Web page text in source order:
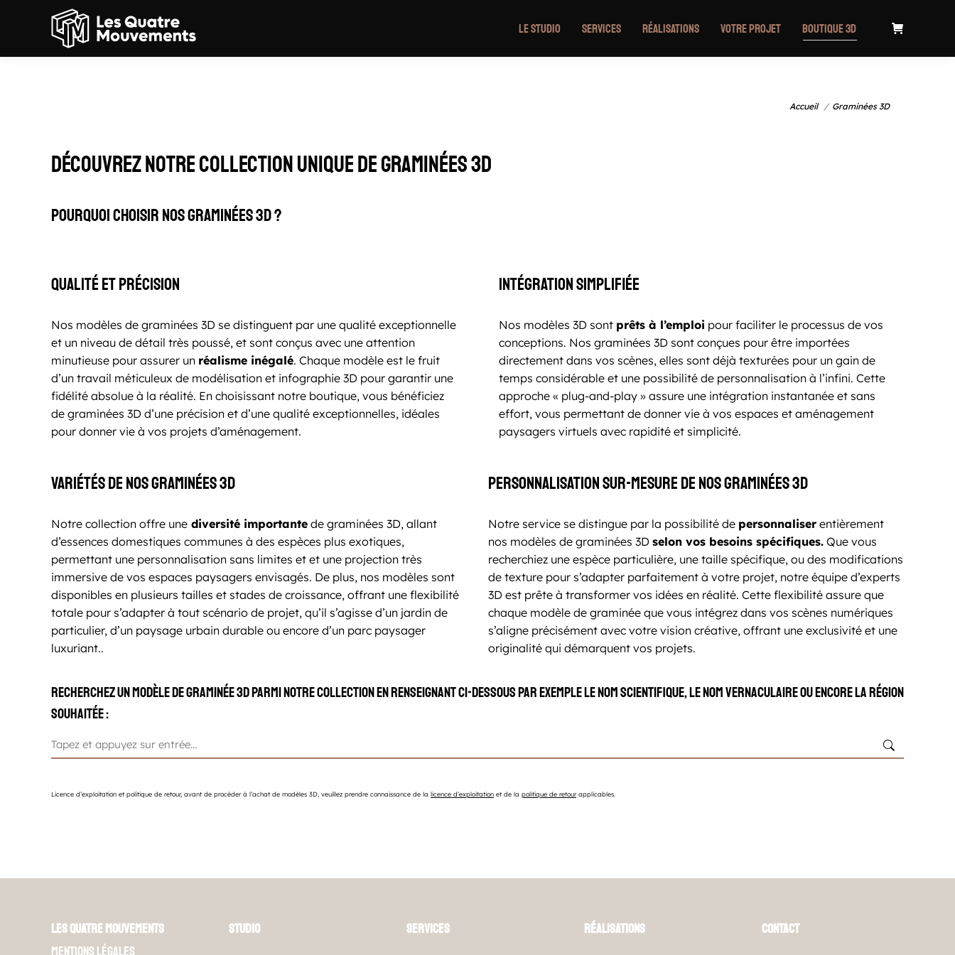
Le Studio Services Réalisations Votre projet Boutique 3D
Accueil Graminées 3D
Découvrez notre collection unique de graminées 3D
Pourquoi choisir nos graminées 3D ?
Qualité et précision
Nos modèles de graminées 3D se distinguent par une qualité exceptionnelle
et un niveau de détail très poussé, et sont conçus avec une attention
minutieuse pour assurer un réalisme inégalé. Chaque modèle est le fruit
d’un travail méticuleux de modélisation et infographie 3D pour garantir une
fidélité absolue à la réalité. En choisissant notre boutique, vous bénéficiez
de graminées 3D d’une précision et d’une qualité exceptionnelles, idéales
pour donner vie à vos projets d’aménagement.
Intégration simplifiée
Nos modèles 3D sont prêts à l’emploi pour faciliter le processus de vos
conceptions. Nos graminées 3D sont conçues pour être importées
directement dans vos scènes, elles sont déjà texturées pour un gain de
temps considérable et une possibilité de personnalisation à l’infini. Cette
approche « plug-and-play » assure une intégration instantanée et sans
effort, vous permettant de donner vie à vos espaces et aménagement
paysagers virtuels avec rapidité et simplicité.
Variétés de nos graminées 3D
Notre collection offre une diversité importante de graminées 3D, allant
d’essences domestiques communes à des espèces plus exotiques,
permettant une personnalisation sans limites et et une projection très
immersive de vos espaces paysagers envisagés. De plus, nos modèles sont
disponibles en plusieurs tailles et stades de croissance, offrant une flexibilité
totale pour s’adapter à tout scénario de projet, qu’il s’agisse d’un jardin de
particulier, d’un paysage urbain durable ou encore d’un parc paysager
luxuriant..
Personnalisation sur-mesure de nos graminées 3D
Notre service se distingue par la possibilité de personnaliser entièrement
nos modèles de graminées 3D selon vos besoins spécifiques. Que vous
recherchiez une espèce particulière, une taille spécifique, ou des modifications
de texture pour s’adapter parfaitement à votre projet, notre équipe d’experts
3D est prête à transformer vos idées en réalité. Cette flexibilité assure que
chaque modèle de graminée que vous intégrez dans vos scènes numériques
s’aligne précisément avec votre vision créative, offrant une exclusivité et une
originalité qui démarquent vos projets.
Recherchez un modèle de graminée 3D parmi notre collection en renseignant ci-dessous par exemple le nom scientifique, le nom vernaculaire ou encore la région
souhaitée :
Recherche
:
Licence d’exploitation et politique de retour, avant de procéder à l’achat de modèles 3D, veuillez prendre connaissance de la licence d’exploitation et de la politique de retourapplicables.
Les Quatre Mouvements
Mentions légales
Studio Services Réalisations Contact